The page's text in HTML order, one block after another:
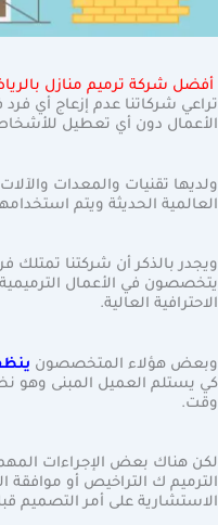
أفضل شركة ترميم منازل
تراعي شركاتنا عدم إزعاج أي
الأعمال دون أي تعطيل
ولديها تقنيات والمعدات
العالمية الحديثة ويتم
ويجدر بالذكر أن شركتنا تمتلك
يتخصصون في الأعمال الترميمية
الاحترافية العالية.
وبعض هؤلاء المتخصصون
كي يستلم العميل المبنى وهو
وقت.
لكن هناك بعض الإجراءات
الترميم ك التراخيص أو موافقة
الاستشارية على أمر التصميم